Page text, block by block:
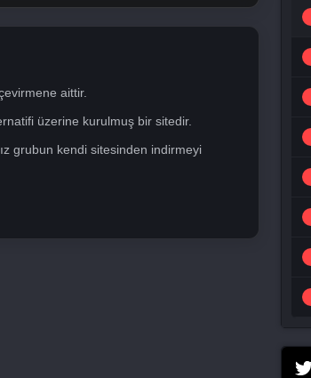
aittir.
üzerine kurulmuş bir sitedir.
grubun kendi sitesinden indirmeyi